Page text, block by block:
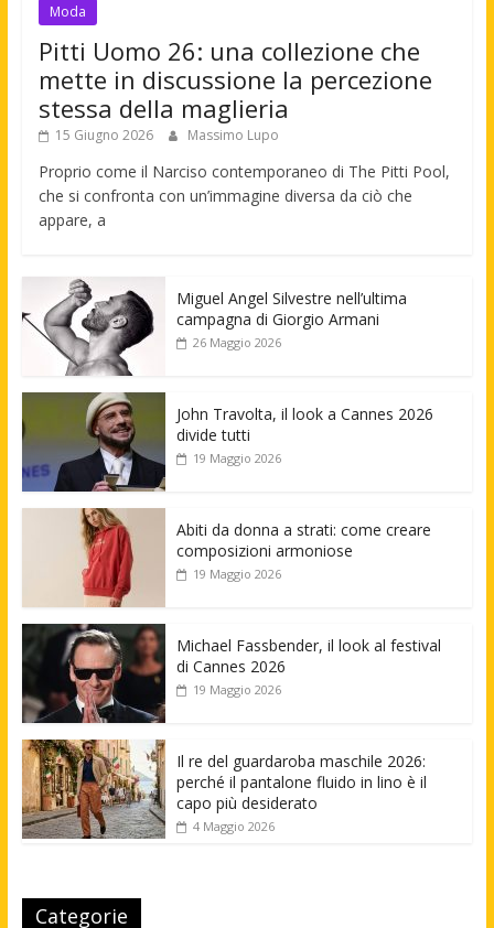
Moda
Pitti Uomo 26: una collezione che
mette in discussione la percezione
stessa della maglieria
15 Giugno 2026 Massimo Lupo
Proprio come il Narciso contemporaneo di The Pitti Pool,
che si confronta con un’immagine diversa da ciò che
appare, a
Miguel Angel Silvestre nell’ultima
campagna di Giorgio Armani
26 Maggio 2026
John Travolta, il look a Cannes 2026
divide tutti
19 Maggio 2026
Abiti da donna a strati: come creare
composizioni armoniose
19 Maggio 2026
Michael Fassbender, il look al festival
di Cannes 2026
19 Maggio 2026
Il re del guardaroba maschile 2026:
perché il pantalone fluido in lino è il
capo più desiderato
4 Maggio 2026
Categorie